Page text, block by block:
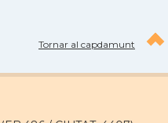
Tornar al capdamunt